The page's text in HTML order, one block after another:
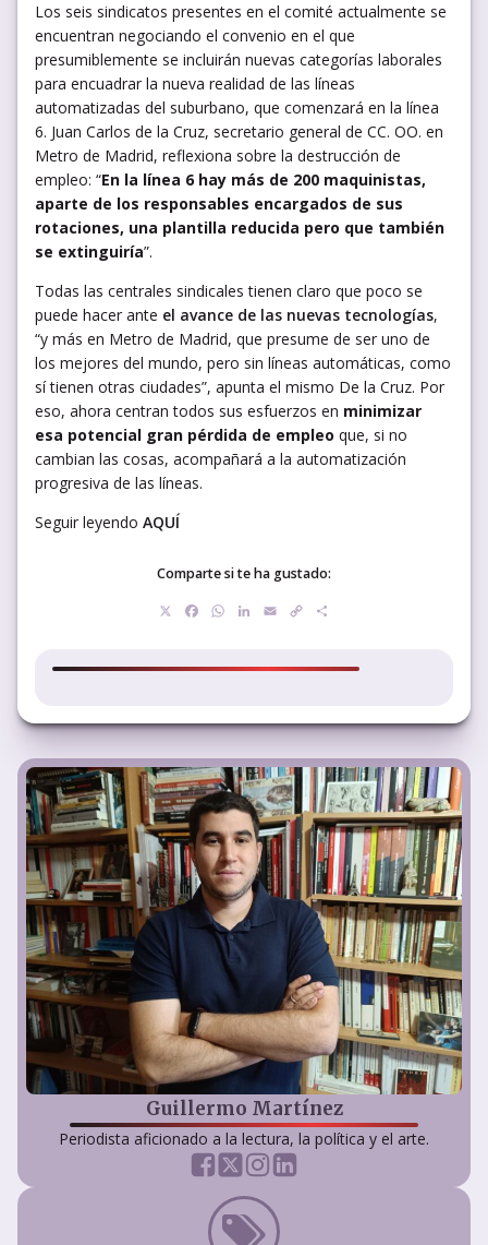
Los seis sindicatos presentes en el comité actualmente se
encuentran negociando el convenio en el que
presumiblemente se incluirán nuevas categorías laborales
para encuadrar la nueva realidad de las líneas
automatizadas del suburbano, que comenzará en la línea
6. Juan Carlos de la Cruz, secretario general de CC. OO. en
Metro de Madrid, reflexiona sobre la destrucción de
empleo: “En la línea 6 hay más de 200 maquinistas,
aparte de los responsables encargados de sus
rotaciones, una plantilla reducida pero que también
se extinguiría”.
Todas las centrales sindicales tienen claro que poco se
puede hacer ante el avance de las nuevas tecnologías,
“y más en Metro de Madrid, que presume de ser uno de
los mejores del mundo, pero sin líneas automáticas, como
sí tienen otras ciudades”, apunta el mismo De la Cruz. Por
eso, ahora centran todos sus esfuerzos en minimizar
esa potencial gran pérdida de empleo que, si no
cambian las cosas, acompañará a la automatización
progresiva de las líneas.
Seguir leyendo AQUÍ
Comparte si te ha gustado:
Facebook
WhatsApp
LinkedIn
EmailCopy
Guillermo Martínez
Periodista aficionado a la lectura, la política y el arte.